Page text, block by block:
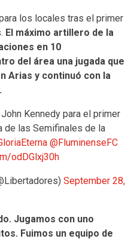
los locales tras el primer
El máximo artillero de la
en 10
del área una jugada que
Arias y continuó con la
Kennedy para el primer
de las Semifinales de la
@FluminenseFC
odDGlxj30h
September 28,
Jugamos con uno
Fuimos un equipo de